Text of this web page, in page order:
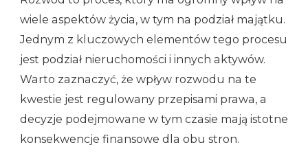
wiele aspektów życia, w tym na podział majątku.
Jednym z kluczowych elementów tego procesu
jest podział nieruchomości i innych aktywów.
Warto zaznaczyć, że wpływ rozwodu na te
kwestie jest regulowany przepisami prawa, a
decyzje podejmowane w tym czasie mają istotne
konsekwencje finansowe dla obu stron.